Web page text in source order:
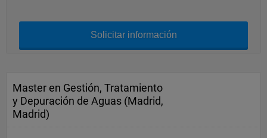
Solicitar información
Master en Gestión, Tratamiento
y Depuración de Aguas (Madrid,
Madrid)